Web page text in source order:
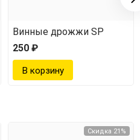
Део-Хлор, 5 таблеток
Винные дрожжи SP
250 ₽
Скидка 21%